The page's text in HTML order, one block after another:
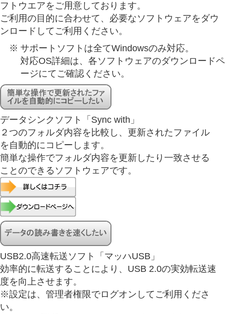
フトウエアをご用意しております。
ご利用の目的に合わせて、必要なソフトウェアをダウ
ンロードしてご利用ください。
※ サポートソフトは全てWindowsのみ対応。
対応OS詳細は、各ソフトウェアのダウンロードペ
ージにてご確認ください。
データシンクソフト「Sync with」
２つのフォルダ内容を比較し、更新されたファイル
を自動的にコピーします。
簡単な操作でフォルダ内容を更新したり一致させる
ことのできるソフトウェアです。
USB2.0高速転送ソフト「マッハUSB」
効率的に転送することにより、USB 2.0の実効転送速
度を向上させます。
※設定は、管理者権限でログオンしてご利用くださ
い。